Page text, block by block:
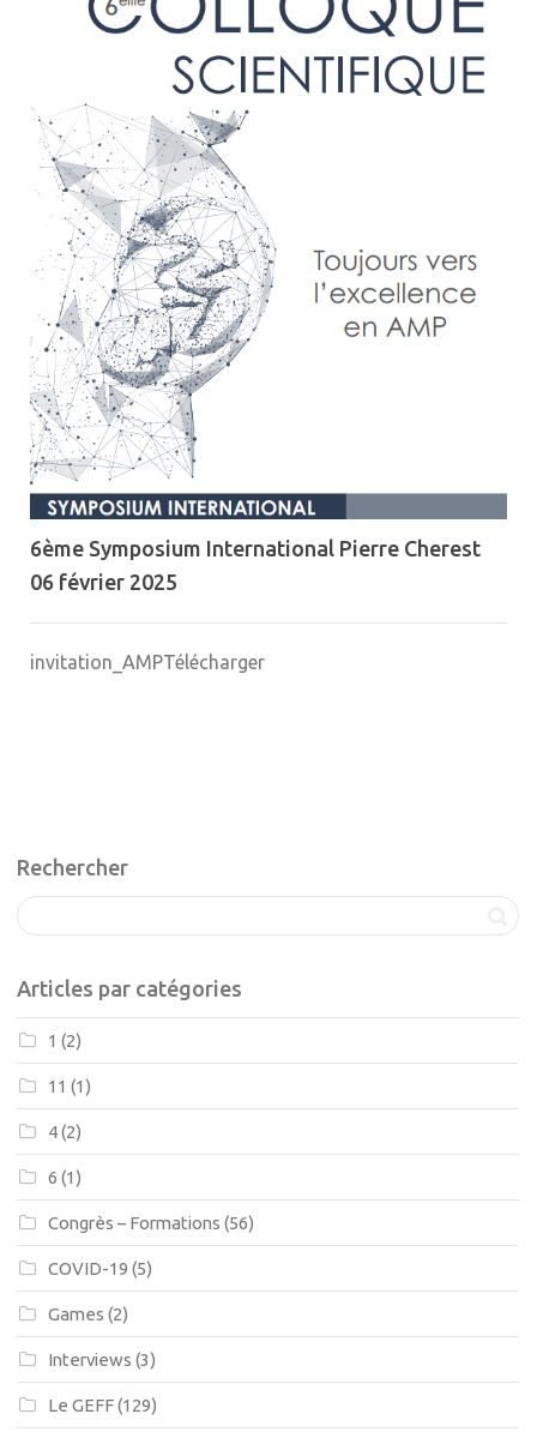
6ème Symposium International Pierre Cherest
06 février 2025
invitation_AMPTélécharger
Rechercher
Articles par catégories
1 (2)
11 (1)
4(2)
6 (1)
Congrès – Formations (56)
COVID-19 (5)
Games (2)
Interviews (3)
Le GEFF(129)